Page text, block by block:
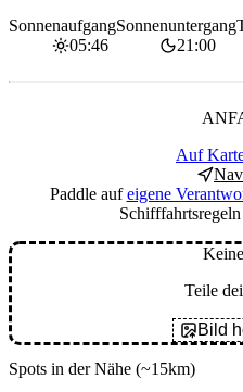
Sonnenaufgang
05:46
Sonnenuntergang
21:00
Auf
Paddle aufeigene
Teile
Bild
Spots in der Nähe (~15km)